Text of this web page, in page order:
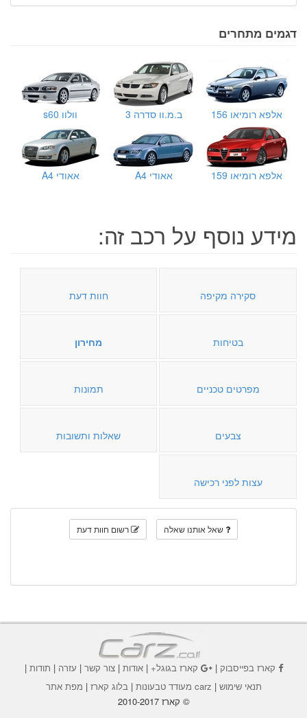
דגמים מתחרים
אלפא רומיאו 156 ב.מ.וו סדרה 3 וולוו s60
אלפא רומיאו 159 אאודי A4 אאודי A4
מידע נוסף על רכב זה:
סקירה מקיפה חוות דעת
בטיחות מחירון
מפרטים טכניים תמונות
צבעים שאלות ותשובות
עצות לפני רכישה
שאל אותנו שאלה רשום חוות דעת
קארז בפייסבוק| קארז בגוגל+|אודות |צור קשר | עזרה | תודות |
תנאי שימוש | carz מעודד טבעונות | בלוג קארז | מפת אתר
© קארז 2010-2017